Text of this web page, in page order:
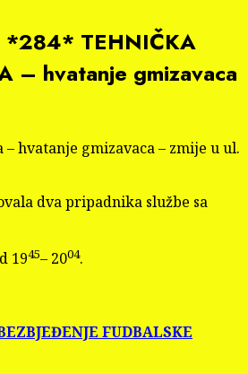
TEHNIČKA
– hvatanje gmizavaca
hvatanje gmizavaca – zmije u ul.
dva pripadnika službe sa
1945– 2004.
FUDBALSKE